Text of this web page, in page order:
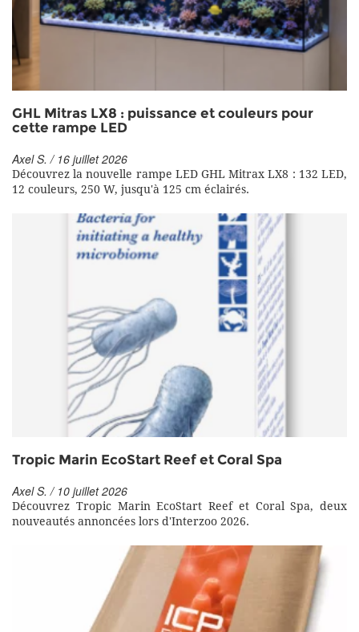
GHL Mitras LX8 : puissance et couleurs pour
cette rampe LED
Axel S. / 16 juillet 2026
Découvrez la nouvelle rampe LED GHL Mitrax LX8 : 132 LED,
12 couleurs, 250 W, jusqu'à 125 cm éclairés.
Tropic Marin EcoStart Reef et Coral Spa
Axel S. / 10 juillet 2026
Découvrez Tropic Marin EcoStart Reef et Coral Spa, deux
nouveautés annoncées lors d'Interzoo 2026.